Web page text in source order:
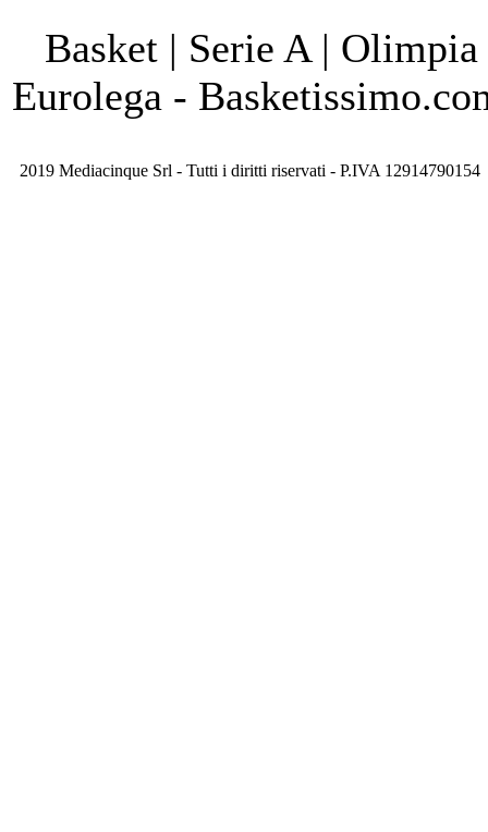
Basket | Serie A |
Eurolega -
2019 Mediacinque Srl - Tutti i diritti riservati - P.IVA 12914790154